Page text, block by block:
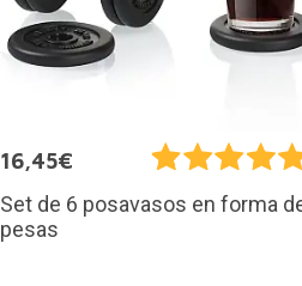
16,45€
Set de 6 posavasos en forma
pesas